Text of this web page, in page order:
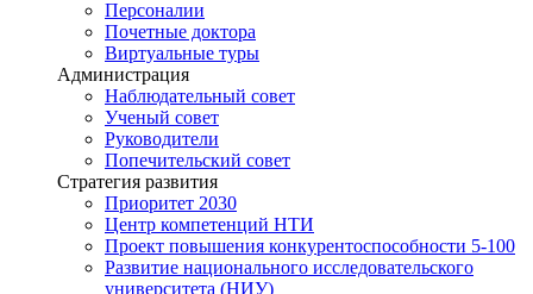
Персоналии
Почетные доктора
Виртуальные туры
Администрация
Наблюдательный совет
Ученый совет
Руководители
Попечительский совет
Стратегия развития
Приоритет 2030
Центр компетенций НТИ
Проект повышения конкурентоспособности 5-100
Развитие национального исследовательского
университета (НИУ)